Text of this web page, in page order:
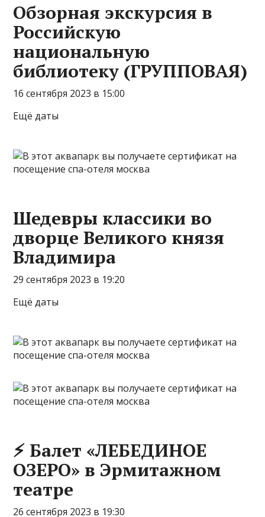
Обзорная экскурсия в
Российскую
национальную
библиотеку (ГРУППОВАЯ)
16 сентября 2023 в 15:00
Ещё даты
Шедевры классики во
дворце Великого князя
Владимира
29 сентября 2023 в 19:20
Ещё даты
⚡ Балет «ЛЕБЕДИНОЕ
ОЗЕРО» в Эрмитажном
театре
26 сентября 2023 в 19:30